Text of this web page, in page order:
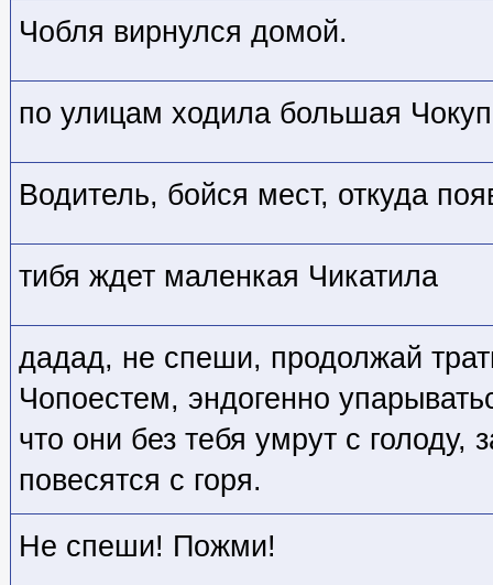
Чобля вирнулся домой.
по улицам ходила большая
Водитель, бойся мест, откуда
тибя ждет маленкая Чикатила
дадад, не спеши, продолжай
Чопоестем, эндогенно
что они без тебя умрут с голоду,
повесятся с горя.
Не спеши! Пожми!